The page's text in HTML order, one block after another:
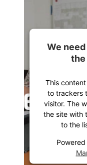
We
the
This
to trackers
visitor. The
the site with
to the